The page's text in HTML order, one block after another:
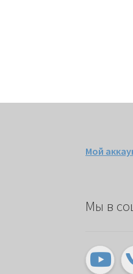
Мой
Мы в